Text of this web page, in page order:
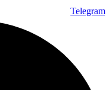
Telegram